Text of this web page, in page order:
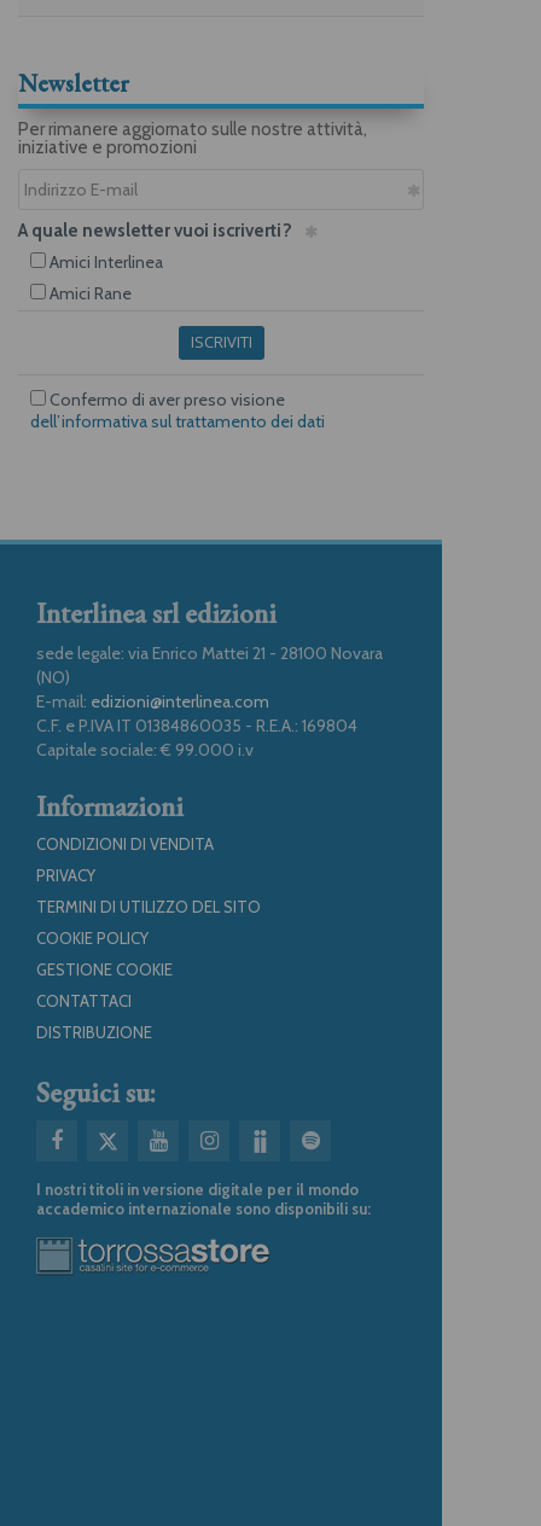
Newsletter
Per rimanere aggiornato sulle nostre attività,
iniziative e promozioni
A quale newsletter vuoi iscriverti?
Amici Interlinea
Amici Rane
ISCRIVITI
Confermo di aver preso visione
dell’informativa sul trattamento dei dati
Interlinea srl edizioni
sede legale: via Enrico Mattei 21 - 28100 Novara
(NO)
E-mail: edizioni@interlinea.com
C.F. e P.IVA IT 01384860035 - R.E.A.: 169804
Capitale sociale: € 99.000 i.v
Informazioni
CONDIZIONI DI VENDITA
PRIVACY
TERMINI DI UTILIZZO DEL SITO
COOKIE POLICY
GESTIONE COOKIE
CONTATTACI
DISTRIBUZIONE
Seguici su:
I nostri titoli in versione digitale per il mondo
accademico internazionale sono disponibili su: